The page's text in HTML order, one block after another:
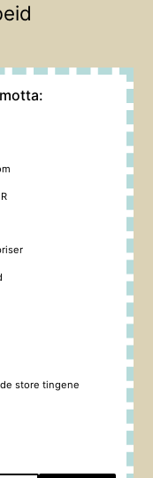
de store tingene